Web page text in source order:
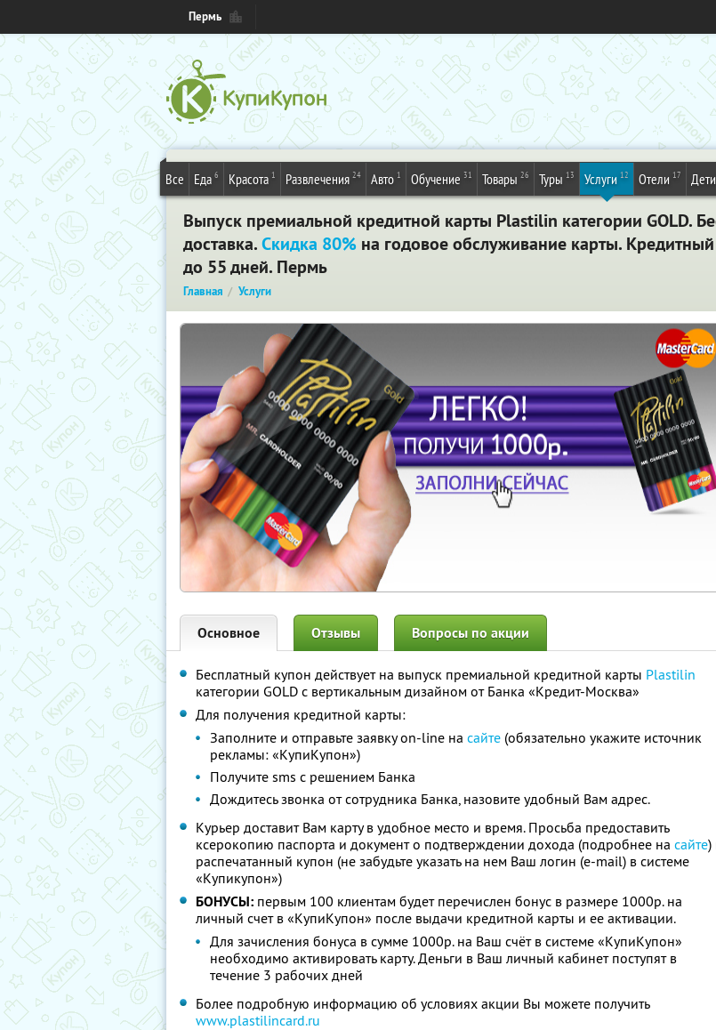
Пермь
Все Еда 6 Красота 1 Развлечения 24 Авто 1 Обучение 31 Товары 26 Туры 13 Услуги 12 Отели 17 Дети
Выпуск премиальной кредитной карты Plastilin категории GOLD.
доставка.Скидка 80% на годовое обслуживание карты.
до 55 дней. Пермь
Главная Услуги
Основное Отзывы Вопросы по акции
Бесплатный купон действует на выпуск премиальной кредитной карты Plastilin
категории GOLD с вертикальным дизайном от Банка «Кредит-Москва»
Для получения кредитной карты:
Заполните и отправьте заявку on-line на сайте (обязательно укажите источник
рекламы: «КупиКупон»)
Получите sms с решением Банка
Дождитесь звонка от сотрудника Банка, назовите удобный Вам адрес.
Курьер доставит Вам карту в удобное место и время. Просьба предоставить
ксерокопию паспорта и документ о подтверждении дохода (подробнее на сайте)
распечатанный купон (не забудьте указать на нем Ваш логин (e-mail) в системе
«Купикупон»)
БОНУСЫ: первым 100 клиентам будет перечислен бонус в размере 1000р. на
личный счет в «КупиКупон» после выдачи кредитной карты и ее активации.
Для зачисления бонуса в сумме 1000р. на Ваш счёт в системе «КупиКупон»
необходимо активировать карту. Деньги в Ваш личный кабинет поступят в
течение 3 рабочих дней
Более подробную информацию об условиях акции Вы можете получить
www.plastilincard.ru